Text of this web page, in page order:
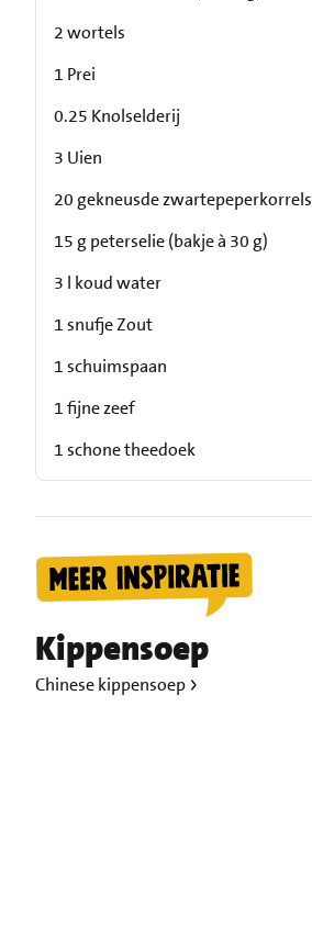
2 wortels
1 Prei
0.25 Knolselderij
3 Uien
20 gekneusde zwartepeperkorrels
15 g peterselie (bakje à 30 g)
3 l koud water
1 snufje Zout
1 schuimspaan
1 fijne zeef
1 schone theedoek
Kippensoep
Chinese kippensoep